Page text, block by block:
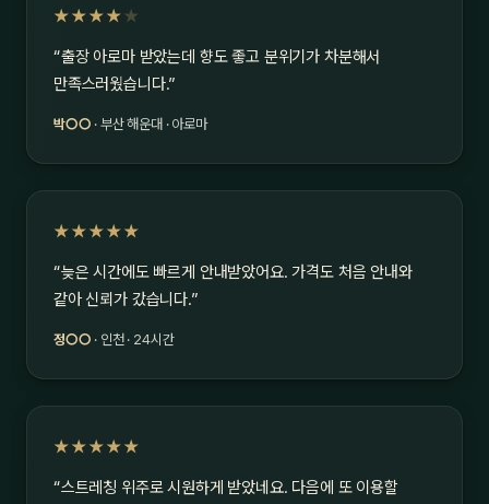
★★★★ ★
“출장 아로마 받았는데 향도 좋고 분위기가 차분해서
만족스러웠습니다.”
박○○ · 부산 해운대 · 아로마
★★★★★
“늦은 시간에도 빠르게 안내받았어요. 가격도 처음 안내와
같아 신뢰가 갔습니다.”
정○○ · 인천 · 24시간
★★★★★
“스트레칭 위주로 시원하게 받았네요. 다음에 또 이용할